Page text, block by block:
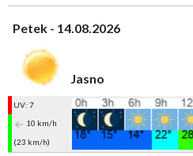
Petek - 14.08.2026
Jasno
UV: 7
10 km/h
(23 km/h)